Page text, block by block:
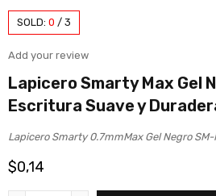
SOLD: 0 / 3
Add your review
Lapicero Smarty Max Gel
Escritura Suave y
Lapicero Smarty 0.7mmMax Gel Negro
$0,14